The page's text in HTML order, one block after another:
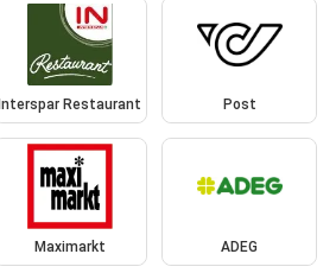
Interspar Restaurant Post
Maximarkt ADEG